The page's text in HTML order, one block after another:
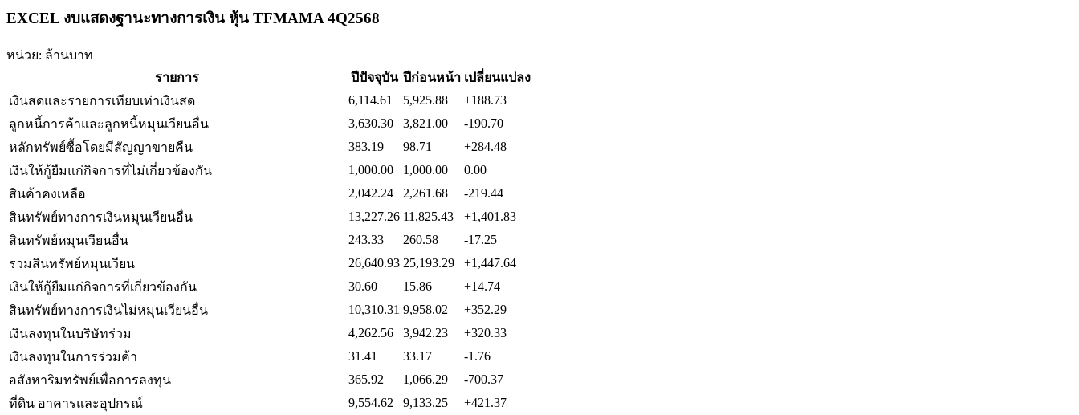
EXCEL งบแสดงฐานะทางการเงิน หุ้น TFMAMA 4Q2568
หน่วย: ล้านบาท
รายการ
ปีปัจจุบัน ปีก่อนหน้า เปลี่ยนแปลง
เงินสดและรายการเทียบเท่าเงินสด
6,114.61 5,925.88
+188.73
ลูกหนี้การค้าและลูกหนี้หมุนเวียนอื่น
3,630.30 3,821.00
-190.70
หลักทรัพย์ซื้อโดยมีสัญญาขายคืน
383.19 98.71
+284.48
เงินให้กู้ยืมแก่กิจการที่ไม่เกี่ยวข้องกัน
1,000.00 1,000.00
0.00
สินค้าคงเหลือ
2,042.24 2,261.68
-219.44
สินทรัพย์ทางการเงินหมุนเวียนอื่น
13,227.26 11,825.43
+1,401.83
สินทรัพย์หมุนเวียนอื่น
243.33 260.58
-17.25
รวมสินทรัพย์หมุนเวียน
26,640.93 25,193.29
+1,447.64
เงินให้กู้ยืมแก่กิจการที่เกี่ยวข้องกัน
30.60 15.86
+14.74
สินทรัพย์ทางการเงินไม่หมุนเวียนอื่น
10,310.31 9,958.02
+352.29
เงินลงทุนในบริษัทร่วม
4,262.56 3,942.23
+320.33
เงินลงทุนในการร่วมค้า
31.41 33.17
-1.76
อสังหาริมทรัพย์เพื่อการลงทุน
365.92 1,066.29
-700.37
ที่ดิน อาคารและอุปกรณ์
9,554.62 9,133.25
+421.37